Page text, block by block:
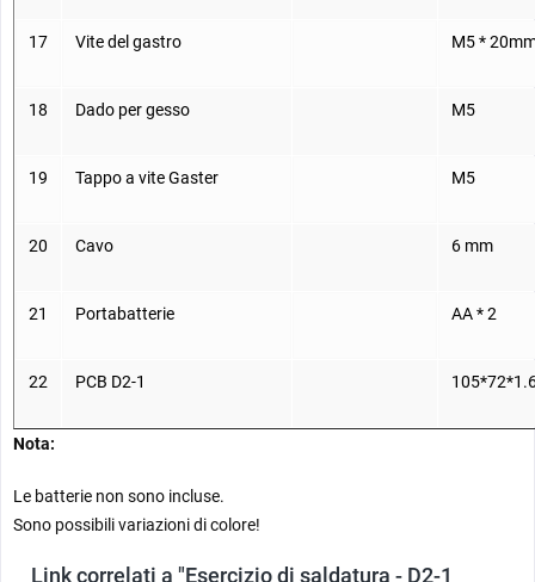
17 Vite del gastro M5 *
18 Dado per gesso M5
19 Tappo a vite Gaster M5
20 Cavo 6 mm
21 Portabatterie AA * 2
22 PCB D2-1
Nota:
Le batterie non sono incluse.
Sono possibili variazioni di colore!
Link correlati a "Esercizio di saldatura - D2-1